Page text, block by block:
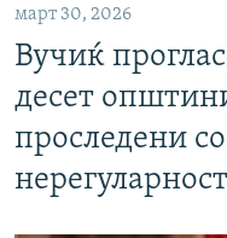
март 30, 2026
Вучиќ
десет
проследени